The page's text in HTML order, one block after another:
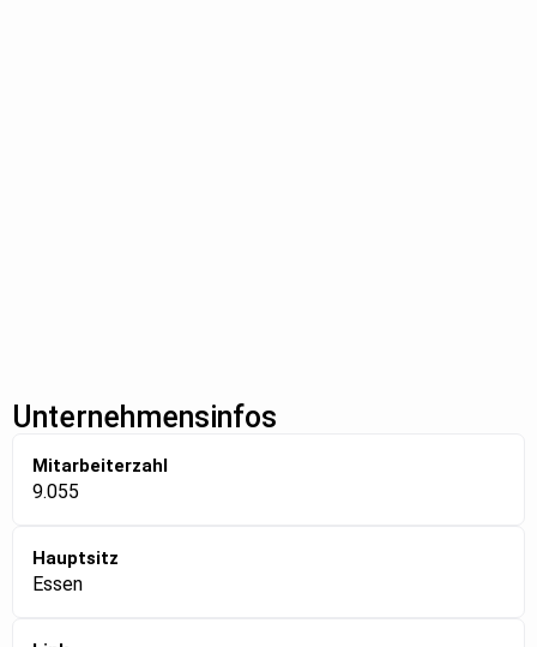
Unternehmensinfos
Mitarbeiterzahl
9.055
Hauptsitz
Essen